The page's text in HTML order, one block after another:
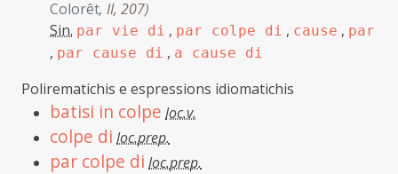
Colorêt, II, 207)
Sin. par vie di , par colpe di , cause , par
, par cause di , a cause di
Polirematichis e espressions idiomatichis
batisi in colpe loc.v.
colpe di loc.prep.
par colpe di loc.prep.